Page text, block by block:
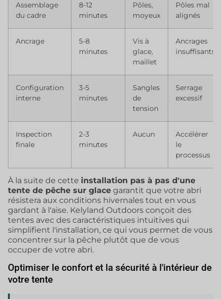
Assemblage
du cadre
8-12
minutes
Pôles,
moyeux
Pôles mal
alignés
Ancrage
5-8
minutes
Vis à
glace,
maillet
Ancrages
insuffisants
Configuration
interne
3-5
minutes
Sangles
de
tension
Serrage
excessif
Inspection
finale
2-3
minutes
Aucun
Accélérer
le
processus
À la suite de cette installation pas à pas d'une
tente de pêche sur glace garantit que votre abri
résistera aux conditions hivernales tout en vous
gardant à l'aise. Kelyland Outdoors conçoit des
tentes avec des caractéristiques intuitives qui
simplifient l'installation, ce qui vous permet de vous
concentrer sur la pêche plutôt que de vous
occuper de votre abri.
Optimiser le confort et la sécurité à l'intérieur de
votre tente